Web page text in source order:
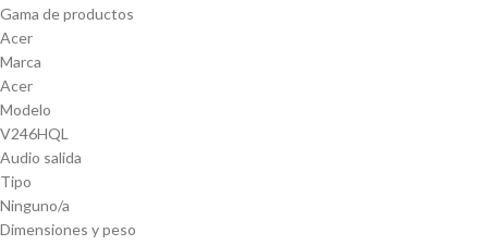
Gama de productos
Acer
Marca
Acer
Modelo
V246HQL
Audio salida
Tipo
Ninguno/a
Dimensiones y peso